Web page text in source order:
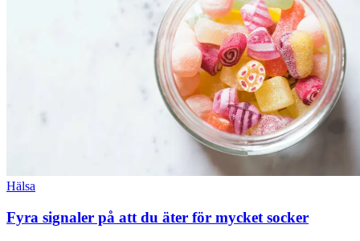
Hälsa
Fyra signaler på att du äter för mycket socker